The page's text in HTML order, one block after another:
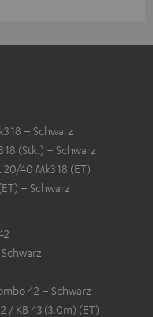
18 – Schwarz
18 (Stk.) – Schwarz
40 Mk3 18 (ET)
– Schwarz
42 – Schwarz
/ KB 43 (3.0m) (ET)